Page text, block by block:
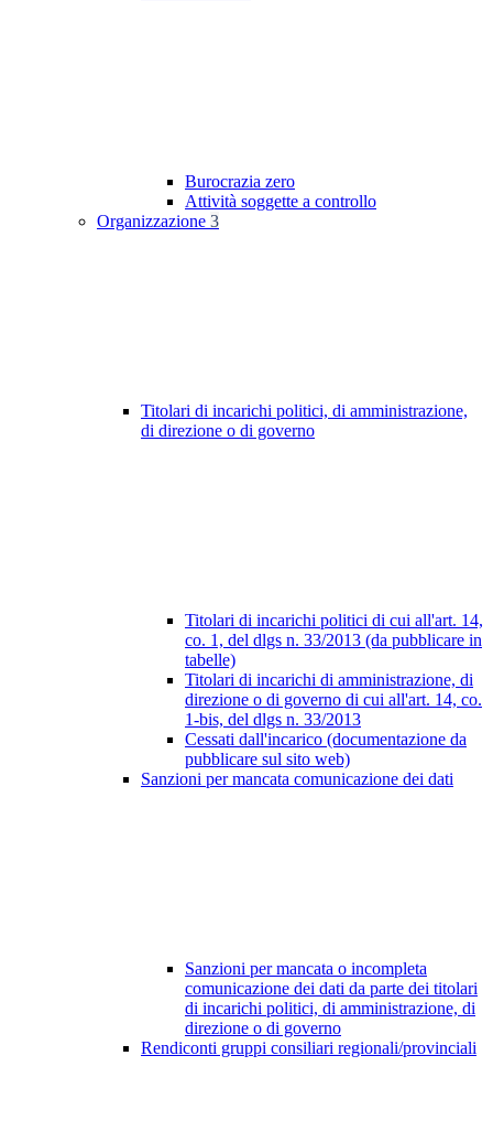
Burocrazia zero
Attività soggette a controllo
Organizzazione 3
Titolari di incarichi politici, di amministrazione,
di direzione o di governo
Titolari di incarichi politici di cui all'art. 14,
co. 1, del dlgs n. 33/2013 (da pubblicare in
tabelle)
Titolari di incarichi di amministrazione, di
direzione o di governo di cui all'art. 14, co.
1-bis, del dlgs n. 33/2013
Cessati dall'incarico (documentazione da
pubblicare sul sito web)
Sanzioni per mancata comunicazione dei dati
Sanzioni per mancata o incompleta
comunicazione dei dati da parte dei titolari
di incarichi politici, di amministrazione, di
direzione o di governo
Rendiconti gruppi consiliari regionali/provinciali